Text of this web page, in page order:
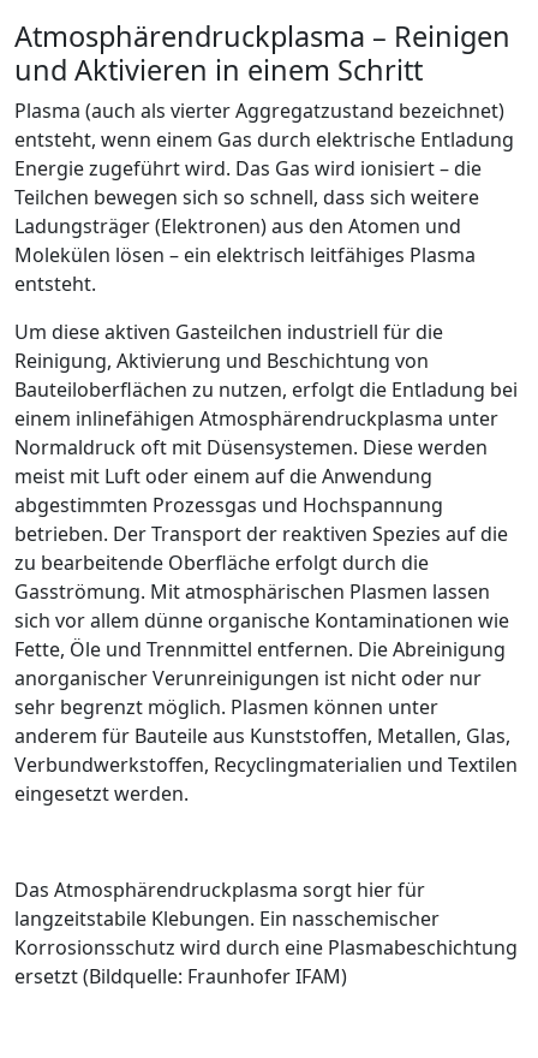
Atmosphärendruckplasma – ­Reinigen
und Aktivieren in einem Schritt
Plasma (auch als vierter Aggregatzustand bezeichnet)
entsteht, wenn einem Gas durch elektrische Entladung
Energie zugeführt wird. Das Gas wird ionisiert – die
Teilchen ­bewegen sich so schnell, dass sich weitere
Ladungsträger (Elektronen) aus den Atomen und
Molekülen lösen – ein elektrisch leitfähiges Plasma
entsteht.
Um diese aktiven Gasteilchen industriell für die
Reinigung, Aktivierung und Beschichtung von
Bauteiloberflächen zu nutzen, erfolgt die Entladung bei
einem inlinefähigen Atmosphärendruckplasma unter
Normaldruck oft mit Düsensystemen. Diese werden
meist mit Luft oder einem auf die Anwendung
abgestimmten Prozessgas und Hochspannung
betrieben. Der Transport der reaktiven Spe­zies auf die
zu bearbeitende Oberfläche erfolgt durch die
Gasströmung. Mit atmosphärischen Plasmen lassen
sich vor allem dünne organische Kontaminationen wie
Fette, Öle und Trennmittel entfernen. Die Abreinigung
anorganischer Verunreinigungen ist nicht oder nur
sehr begrenzt möglich. Plasmen können unter
anderem für Bauteile aus Kunststoffen, Metallen, Glas,
Verbundwerkstoffen, Recyclingmaterialien und Textilen
eingesetzt werden.
Das Atmosphärendruckplasma sorgt hier für
langzeitstabile Klebungen. Ein nasschemischer
Korrosionsschutz wird durch eine Plasmabeschichtung
ersetzt (Bildquelle: Fraunhofer IFAM)